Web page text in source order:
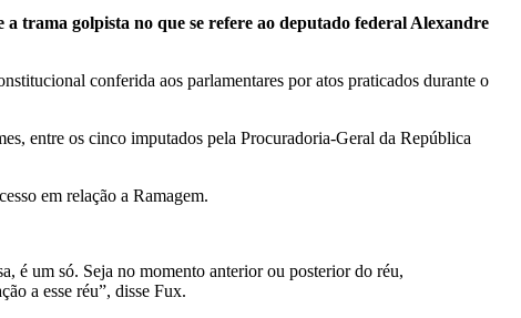
trama golpista no que se refere ao deputado federal Alexandre
conferida aos parlamentares por atos praticados durante o
entre os cinco imputados pela Procuradoria-Geral da República
em relação a Ramagem.
é um só. Seja no momento anterior ou posterior do réu,
a esse réu”, disse Fux.